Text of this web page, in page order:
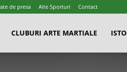
de presa Alte Sporturi Contact
CLUBURI ARTE MARTIALE